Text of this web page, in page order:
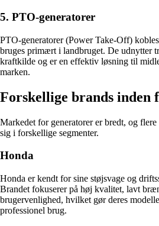
5. PTO-generatorer
PTO-generatorer (Power Take-Off)
bruges primært i landbruget. De udnytter
kraftkilde og er en effektiv løsning til
marken.
Forskellige brands inden
Markedet for generatorer er bredt, og
sig i forskellige segmenter.
Honda
Honda er kendt for sine støjsvage og
Brandet fokuserer på høj kvalitet, lavt
brugervenlighed, hvilket gør deres
professionel brug.